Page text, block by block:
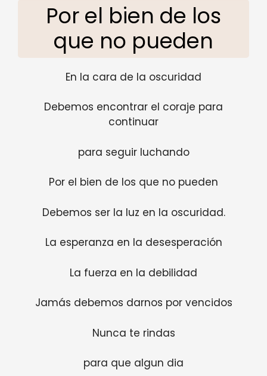
Por el bien de los
que no pueden
En la cara de la oscuridad
Debemos encontrar el coraje para
continuar
para seguir luchando
Por el bien de los que no pueden
Debemos ser la luz en la oscuridad.
La esperanza en la desesperación
La fuerza en la debilidad
Jamás debemos darnos por vencidos
Nunca te rindas
para que algun dia